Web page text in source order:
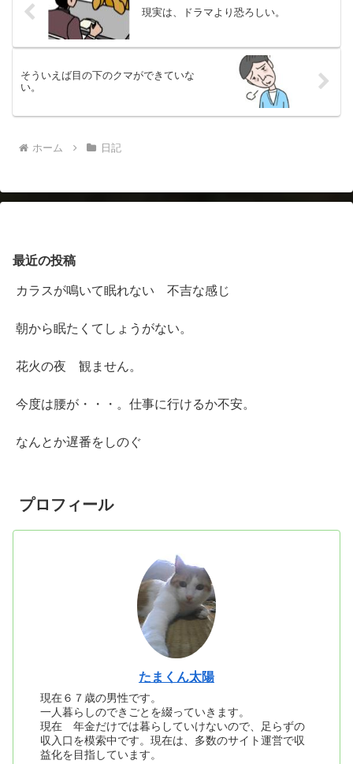
現実は、ドラマより恐ろしい。
そういえば目の下のクマができていな
い。
ホーム 日記
最近の投稿
カラスが鳴いて眠れない 不吉な感じ
朝から眠たくてしょうがない。
花火の夜 観ません。
今度は腰が・・・。仕事に行けるか不安。
なんとか遅番をしのぐ
プロフィール
たまくん太陽
現在６７歳の男性です。
一人暮らしのできごとを綴っていきます。
現在 年金だけでは暮らしていけないので、足らずの
収入口を模索中です。現在は、多数のサイト運営で収
益化を目指しています。